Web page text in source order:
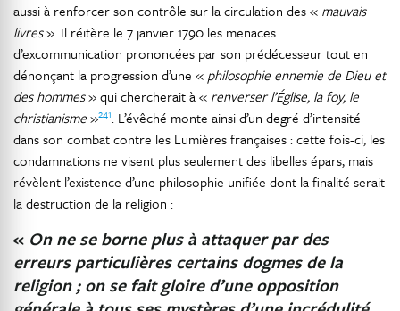
aussi à renforcer son contrôle sur la circulation des « mauvais
livres». Il réitère le 7 janvier 1790 les menaces
d’excommunication prononcées par son prédécesseur tout en
dénonçant la progression d’une « philosophie ennemie de Dieu et
des hommes» qui chercherait à « renverser l’Église, la foy, le
christianisme»241. L’évêché monte ainsi d’un degré d’intensité
dans son combat contre les Lumières françaises : cette fois-ci, les
condamnations ne visent plus seulement des libelles épars, mais
révèlent l’existence d’une philosophie unifiée dont la finalité serait
la destruction de la religion :
« On ne se borne plus à attaquer par des
erreurs particulières certains dogmes de la
religion ; on se fait gloire d’une opposition